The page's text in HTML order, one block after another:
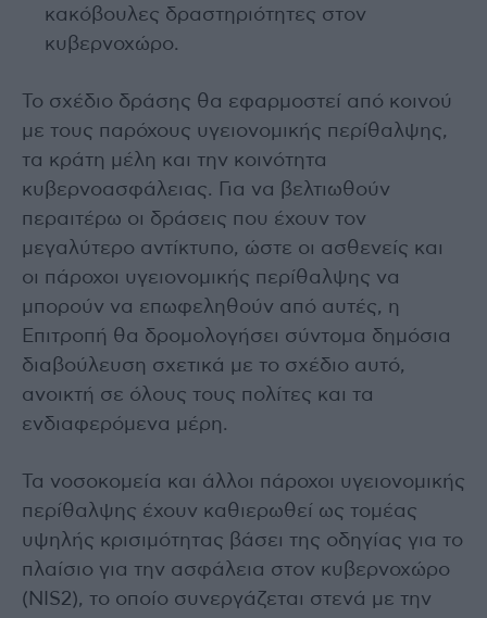
κακόβουλες δραστηριότητες στον
κυβερνοχώρο.
Το σχέδιο δράσης θα εφαρμοστεί από κοινού
με τους παρόχους υγειονομικής περίθαλψης,
τα κράτη μέλη και την κοινότητα
κυβερνοασφάλειας. Για να βελτιωθούν
περαιτέρω οι δράσεις που έχουν τον
μεγαλύτερο αντίκτυπο, ώστε οι ασθενείς και
οι πάροχοι υγειονομικής περίθαλψης να
μπορούν να επωφεληθούν από αυτές, η
Επιτροπή θα δρομολογήσει σύντομα δημόσια
διαβούλευση σχετικά με το σχέδιο αυτό,
ανοικτή σε όλους τους πολίτες και τα
ενδιαφερόμενα μέρη.
Τα νοσοκομεία και άλλοι πάροχοι υγειονομικής
περίθαλψης έχουν καθιερωθεί ως τομέας
υψηλής κρισιμότητας βάσει της οδηγίας για το
πλαίσιο για την ασφάλεια στον κυβερνοχώρο
(NIS2), το οποίο συνεργάζεται στενά με την